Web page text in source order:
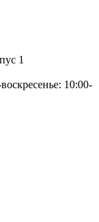
1
10:00-